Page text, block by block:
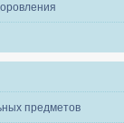
предметов